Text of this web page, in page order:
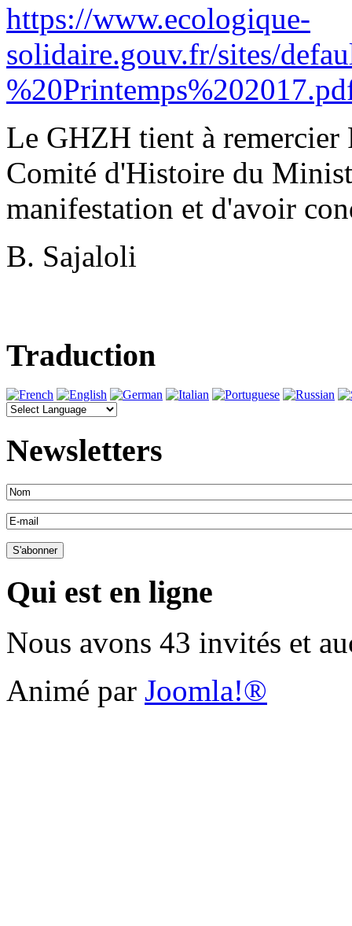
https://www.ecologique-
solidaire.gouv.fr/sites/
Le GHZH tient à
Comité d'Histoire du
manifestation et d'avoir
B. Sajaloli
Traduction
Newsletters
Qui est en ligne
Nous avons 43 invités et
Animé par Joomla!®